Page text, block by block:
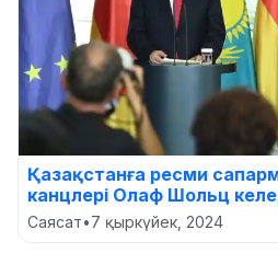
Қазақстанға ресми
канцлері Олаф Шольц
Саясат•7 қыркүйек, 2024